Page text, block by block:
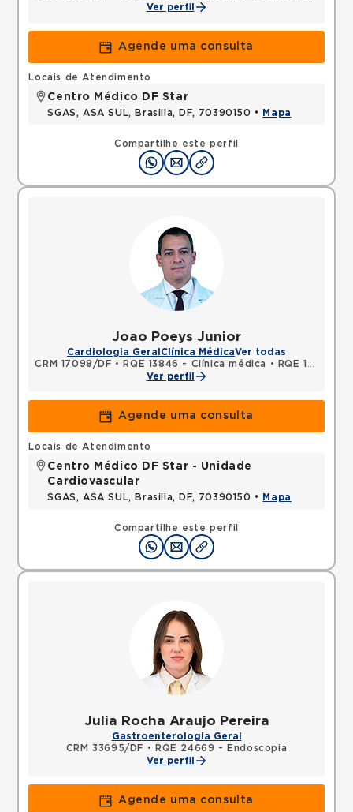
Ver perfil
Agende uma consulta
Compartilhe este perfil
Locais de Atendimento
Centro Médico DF Star
SGAS, ASA SUL, Brasilia, DF, 70390150 • Mapa
Joao Poeys Junior
Cardiologia Geral Clínica MédicaVer todas
CRM 17098/DF • RQE 13846 - Clínica médica •
RQE 13914 - Cardiologia
Ver perfil
Agende uma consulta
Compartilhe este perfil
Locais de Atendimento
Centro Médico DF Star - Unidade
Cardiovascular
SGAS, ASA SUL, Brasilia, DF, 70390150 • Mapa
Julia Rocha Araujo Pereira
Gastroenterologia Geral
CRM 33695/DF •
RQE 24669 - Endoscopia
Ver perfil
Agende uma consulta